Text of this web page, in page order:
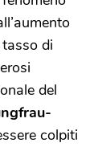
di
del
colpiti